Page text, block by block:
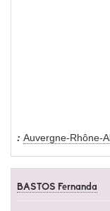
Auvergne-Rhône-
BASTOS Fernanda